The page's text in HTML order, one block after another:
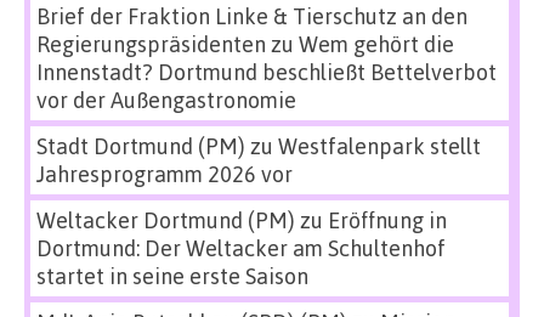
Brief der Fraktion Linke & Tierschutz an den
Regierungspräsidenten zu Wem gehört die
Innenstadt? Dortmund beschließt Bettelverbot
vor der Außengastronomie
Stadt Dortmund (PM) zu Westfalenpark stellt
Jahresprogramm 2026 vor
Weltacker Dortmund (PM) zu Eröffnung in
Dortmund: Der Weltacker am Schultenhof
startet in seine erste Saison